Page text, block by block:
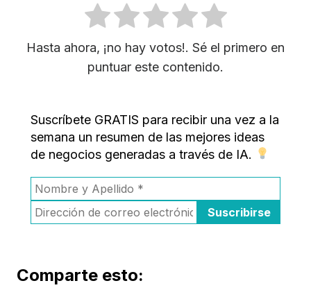
Hasta ahora, ¡no hay votos!. Sé el primero en
puntuar este contenido.
Suscríbete GRATIS para recibir una vez a la
semana un resumen de las mejores ideas
de negocios generadas a través de IA.
Comparte esto: